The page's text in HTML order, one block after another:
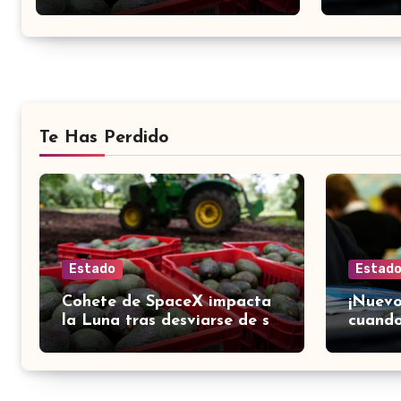
Te Has Perdido
Estado
Cohete de SpaceX impacta
la Luna tras desviarse de su
trayectoria; científicos
confirman el choque
Estado
las